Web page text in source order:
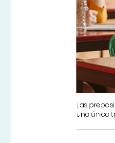
Las
una única